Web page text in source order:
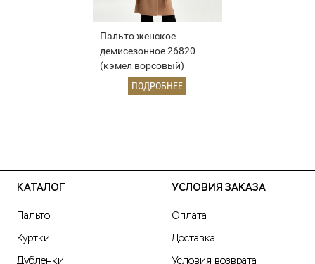
Пальто женское
демисезонное 26820
(кэмел ворсовый)
ПОДРОБНЕЕ
КАТАЛОГ
Пальто
Куртки
Дубленки
УСЛОВИЯ ЗАКАЗА
Оплата
Доставка
Условия возврата